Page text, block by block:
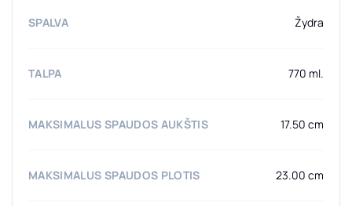
SPALVA Žydra
TALPA 770 ml.
MAKSIMALUS SPAUDOS AUKŠTIS 17.50 cm
MAKSIMALUS SPAUDOS PLOTIS 23.00 cm